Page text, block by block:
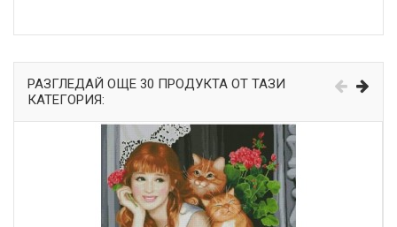
РАЗГЛЕДАЙ ОЩЕ 30 ПРОДУКТА ОТ ТАЗИ
КАТЕГОРИЯ: